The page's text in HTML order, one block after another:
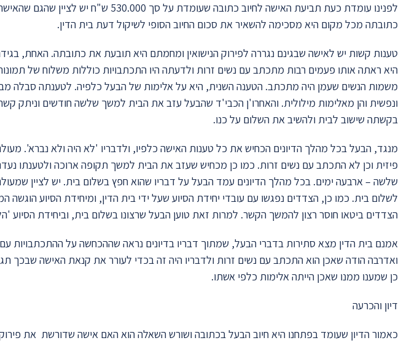
לפנינו עומדת כעת תביעת האישה לחיוב כתובה שעומדת על סך
כתובתה מכל מקום היא מסכימה להשאיר את סכום החיוב הסופי לשיקול דעת בית הדין.
טענות קשות יש לאישה שבגינם נגררה לפירוק הנישואין ומחמתם היא תובעת את כתובתה. האחת,
היא ראתה אותו פעמים רבות מתכתב עם נשים זרות ולדעתה היו התכתבויות כוללות משלוח של
משמות הנשים שעמן היה מתכתב. הטענה השנית, היא על אלימות של הבעל כלפיה. לטענתה סבלה
ונפשית והן מאלימות מילולית. והאחרו'ן הכבי'ד שהבעל עזב את הבית למשך שלשה חודשים וניתק
בקשתה שישוב לבית ולהשיב את השלום על כנו.
מנגד, הבעל בכל מהלך הדיונים הכחיש את כל טענות האישה כלפיו, ולדבריו 'לא היה ולא נברא'.
פיזית וכן לא התכתב עם נשים זרות. כמו כן מכחיש שעזב את הבית למשך תקופה ארוכה ולטענתו
שלשה – ארבעה ימים. בכל מהלך הדיונים עמד הבעל על דבריו שהוא חפץ בשלום בית. יש לציין
לשלום בית. כמו כן, הצדדים נפגשו עם עובדי יחידת הסיוע שעל ידי בית הדין, ומיחידת הסיוע הוגשה
הצדדים ביטאו חוסר רצון להמשך הקשר. למרות זאת טוען הבעל שרצונו בשלום בית, וביחידת הסיוע
אמנם בית הדין מצא סתירות בדברי הבעל, שמתוך דבריו בדיונים נראה שההכחשה על ההתכתבויות
ואדרבה הודה שאכן הוא התכתב עם נשים זרות ולדבריו היה זה בכדי לעורר את קנאת האישה שבכך
כן שמענו ממנו שאכן הייתה אלימות כלפי אשתו.
דיון והכרעה
כאמור הדיון שעומד בפתחנו היא חיוב הבעל בכתובה ושורש השאלה הוא האם אישה שדורשת את פירוק